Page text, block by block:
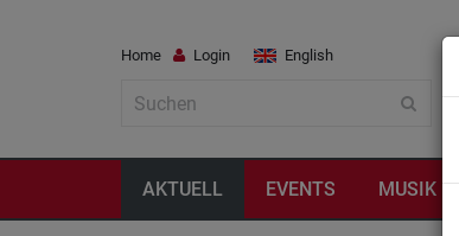
Home Login English
AKTUELL EVENTS MUSIK